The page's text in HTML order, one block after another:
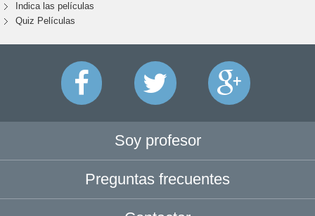
Indica las películas
Quiz Películas
Soy profesor
Preguntas frecuentes